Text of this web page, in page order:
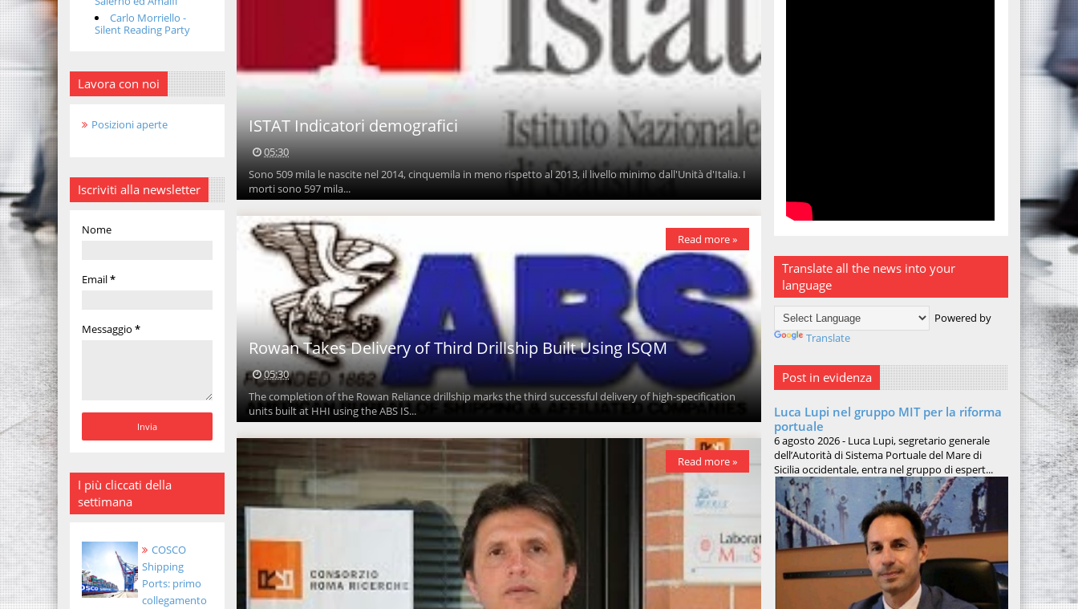
Carlo Morriello -
Silent Reading Party
Lavora con noi
Posizioni aperte
Iscriviti alla newsletter
Nome
Email*
Messaggio *
I più cliccati della
settimana
COSCO
Shipping
Ports: primo
collegamento
ISTAT Indicatori demografici
05:30
Sono 509 mila le nascite nel 2014, cinquemila in meno rispetto al 2013, il livello minimo dall'Unità d'Italia. I
morti sono 597 mila...
Rowan Takes Delivery of Third Drillship Built Using ISQM
05:30
The completion of the Rowan Reliance drillship marks the third successful delivery of high-specification
units built at HHI using the ABS IS...
Read more »
Read more »
Translate all the news into your
language
Powered by
Translate
Post in evidenza
Luca Lupi nel gruppo MIT per la riforma
portuale
6 agosto 2026 - Luca Lupi, segretario generale
dell’Autorità di Sistema Portuale del Mare di
Sicilia occidentale, entra nel gruppo di espert...